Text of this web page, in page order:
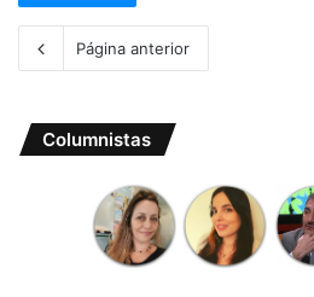
Página anterior
Columnistas